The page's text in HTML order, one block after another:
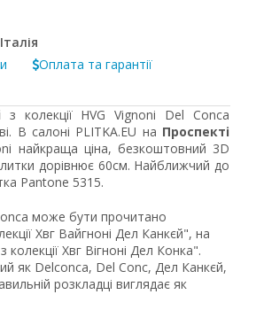
Оплата та гарантії
з колекції HVG Vignoni Del Conca
В салоні PLITKA.EU на Проспекті
найкраща ціна, безкоштовний 3D
дорівнює 60см. Найближчий до
Pantone 5315.
може бути прочитано
Хвг Вайгноні Дел Канкєй", на
Хвг Вігноні Дел Конка".
як Delconca, Del Conc, Дел Канкєй,
розкладці виглядає як